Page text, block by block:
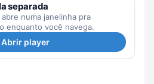
separada
numa janelinha pra
enquanto você navega.
Abrir player